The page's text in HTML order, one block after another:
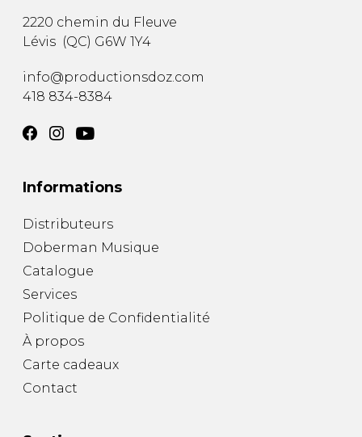
2220 chemin du Fleuve
Lévis (QC) G6W 1Y4
info@productionsdoz.com
418 834-8384
Informations
Distributeurs
Doberman Musique
Catalogue
Services
Politique de Confidentialité
À propos
Carte cadeaux
Contact